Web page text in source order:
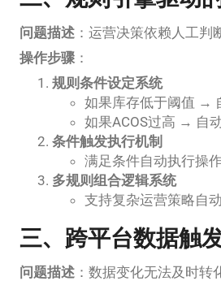
问题描述 ：运营决策依赖人工判
操作步骤 ：
规则条件设定系统
如果库存低于阈值 →
如果ACOS过高 → 自
条件触发执行机制
满足条件自动执行操
多规则组合逻辑系统
支持复杂运营策略自
三、跨平台数据触
问题描述 ：数据变化无法及时转